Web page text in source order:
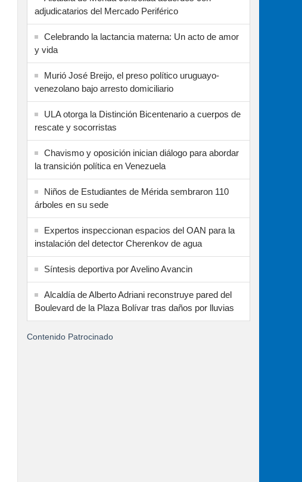
adjudicatarios del Mercado Periférico
Celebrando la lactancia materna: Un acto de amor
y vida
Murió José Breijo, el preso político uruguayo-
venezolano bajo arresto domiciliario
ULA otorga la Distinción Bicentenario a cuerpos de
rescate y socorristas
Chavismo y oposición inician diálogo para abordar
la transición política en Venezuela
Niños de Estudiantes de Mérida sembraron 110
árboles en su sede
Expertos inspeccionan espacios del OAN para la
instalación del detector Cherenkov de agua
Síntesis deportiva por Avelino Avancin
Alcaldía de Alberto Adriani reconstruye pared del
Boulevard de la Plaza Bolívar tras daños por lluvias
Contenido Patrocinado